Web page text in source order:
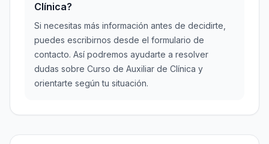
Clínica?
Si necesitas más información antes de decidirte,
puedes escribirnos desde el formulario de
contacto. Así podremos ayudarte a resolver
dudas sobre Curso de Auxiliar de Clínica y
orientarte según tu situación.